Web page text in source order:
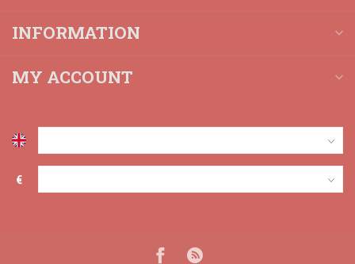
INFORMATION
MY ACCOUNT
€